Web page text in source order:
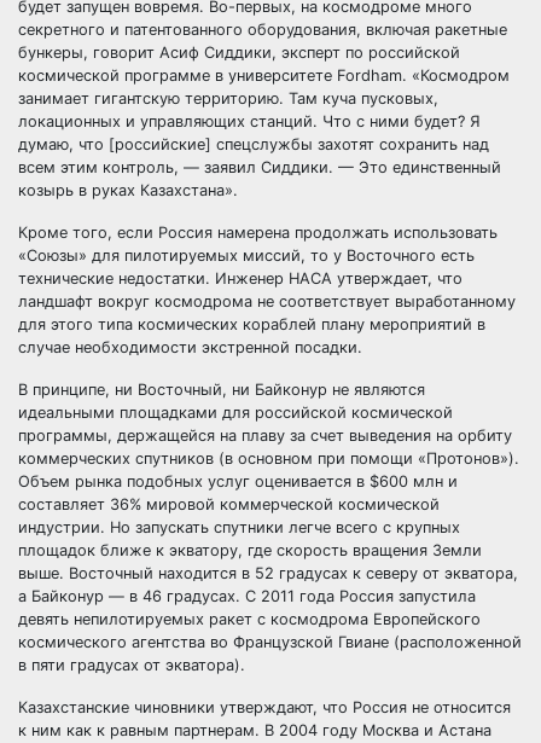
будет запущен вовремя. Во-первых, на космодроме много
секретного и патентованного оборудования, включая ракетные
бункеры, говорит Асиф Сиддики, эксперт по российской
космической программе в университете Fordham. «Космодром
занимает гигантскую территорию. Там куча пусковых,
локационных и управляющих станций. Что с ними будет? Я
думаю, что [российские] спецслужбы захотят сохранить над
всем этим контроль, — заявил Сиддики. — Это единственный
козырь в руках Казахстана».
Кроме того, если Россия намерена продолжать использовать
«Союзы» для пилотируемых миссий, то у Восточного есть
технические недостатки. Инженер НАСА утверждает, что
ландшафт вокруг космодрома не соответствует выработанному
для этого типа космических кораблей плану мероприятий в
случае необходимости экстренной посадки.
В принципе, ни Восточный, ни Байконур не являются
идеальными площадками для российской космической
программы, держащейся на плаву за счет выведения на орбиту
коммерческих спутников (в основном при помощи «Протонов»).
Объем рынка подобных услуг оценивается в $600 млн и
составляет 36% мировой коммерческой космической
индустрии. Но запускать спутники легче всего с крупных
площадок ближе к экватору, где скорость вращения Земли
выше. Восточный находится в 52 градусах к северу от экватора,
а Байконур — в 46 градусах. С 2011 года Россия запустила
девять непилотируемых ракет с космодрома Европейского
космического агентства во Французской Гвиане (расположенной
в пяти градусах от экватора).
Казахстанские чиновники утверждают, что Россия не относится
к ним как к равным партнерам. В 2004 году Москва и Астана